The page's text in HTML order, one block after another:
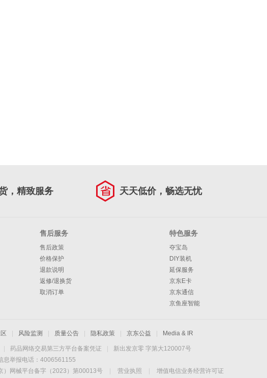
，精致服务 天天低价，畅选无忧
售后服务
售后政策
价格保护
退款说明
返修/退换货
取消订单
特色服务
夺宝岛
DIY装机
延保服务
京东E卡
京东通信
京鱼座智能
风险监测 质量公告 隐私政策 京东公益 Media & IR
药品网络交易第三方平台备案凭证
新出发京零 字第大120007号
息举报电话：4006561155
）网械平台备字（2023）第00013号 营业执照 增值电信业务经营许可证